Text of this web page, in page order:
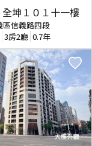
坤１０１十一樓
區信義路四段
3房2廳 0.7年